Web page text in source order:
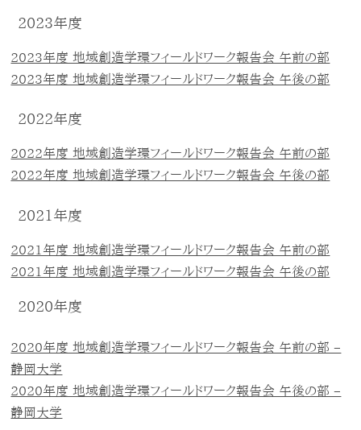
2023年度
2023年度 地域創造学環フィールドワーク報告会 午前の部
2023年度 地域創造学環フィールドワーク報告会 午後の部
2022年度
2022年度 地域創造学環フィールドワーク報告会 午前の部
2022年度 地域創造学環フィールドワーク報告会 午後の部
2021年度
2021年度 地域創造学環フィールドワーク報告会 午前の部
2021年度 地域創造学環フィールドワーク報告会 午後の部
2020年度
2020年度 地域創造学環フィールドワーク報告会 午前の部 –
静岡大学
2020年度 地域創造学環フィールドワーク報告会 午後の部 –
静岡大学